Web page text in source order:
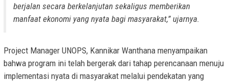
berjalan secara berkelanjutan sekaligus memberikan
manfaat ekonomi yang nyata bagi masyarakat,” ujarnya.
Project Manager UNOPS, Kannikar Wanthana menyampaikan
bahwa program ini telah bergerak dari tahap perencanaan menuju
implementasi nyata di masyarakat melalui pendekatan yang